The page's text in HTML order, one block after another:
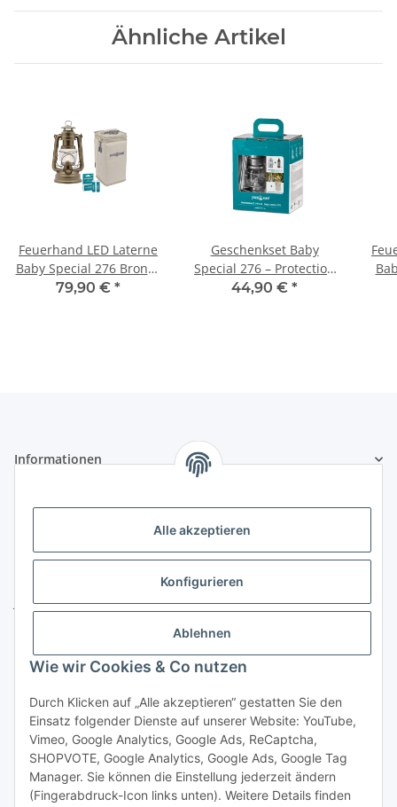
Alle akzeptieren
Konfigurieren
Ablehnen
Wie wir Cookies & Co nutzen
Durch Klicken auf „Alle akzeptieren“ gestatten Sie den
Einsatz folgender Dienste auf unserer Website: YouTube,
Vimeo, Google Analytics, Google Ads, ReCaptcha,
SHOPVOTE, Google Analytics, Google Ads, Google Tag
Manager. Sie können die Einstellung jederzeit ändern
(Fingerabdruck-Icon links unten). Weitere Details finden
Ähnliche Artikel
Feuerhand LED Laterne
Baby Special 276 Bronze
inkl. Tasche und Akku
79,90 € *
Geschenkset Baby
Special 276 – Protection
Feuerhand Sturmlaterne
44,90 € *
Informationen
Gesetzliche Informationen
Kontakt
Janßen Mediterrane Baustoffe
Telefon:04451 - 8055701
E-Mail: info@zeltler.de
Zahlungsoptionen